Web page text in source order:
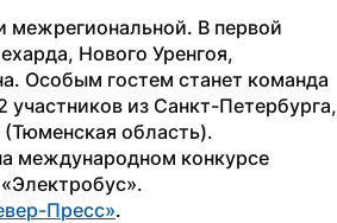
межрегиональной. В первой
Нового Уренгоя,
Особым гостем станет команда
из Санкт-Петербурга,
область).
международном конкурсе
Пресс».